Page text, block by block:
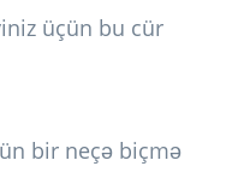
üçün bu cür
bir neçə biçmə